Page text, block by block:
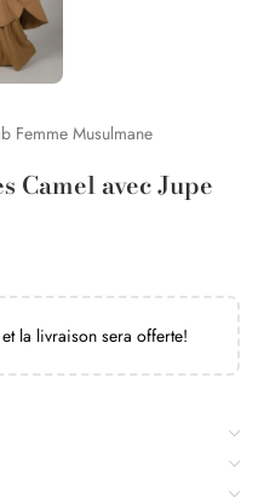
Femme Musulmane
Camel avec Jupe
la livraison sera offerte!